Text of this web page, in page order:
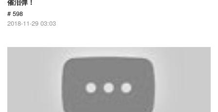
催泪弹！
# 598
2018-11-29 03:03